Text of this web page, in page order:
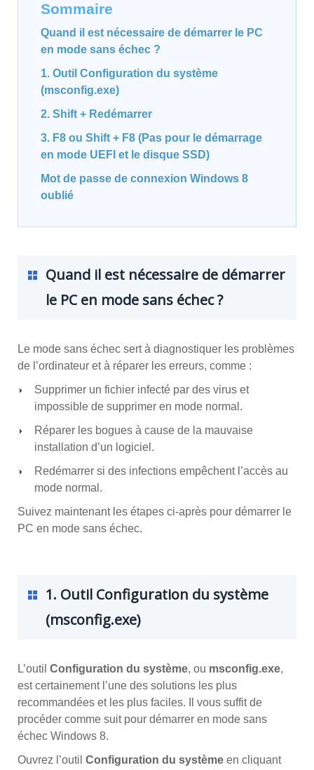
Sommaire
Quand il est nécessaire de démarrer le PC
en mode sans échec ?
1. Outil Configuration du système
(msconfig.exe)
2. Shift + Redémarrer
3. F8 ou Shift + F8 (Pas pour le démarrage
en mode UEFI et le disque SSD)
Mot de passe de connexion Windows 8
oublié
Quand il est nécessaire de démarrer
le PC en mode sans échec ?
Le mode sans échec sert à diagnostiquer les problèmes
de l’ordinateur et à réparer les erreurs, comme :
Supprimer un fichier infecté par des virus et
impossible de supprimer en mode normal.
Réparer les bogues à cause de la mauvaise
installation d’un logiciel.
Redémarrer si des infections empêchent l’accès au
mode normal.
Suivez maintenant les étapes ci-après pour démarrer le
PC en mode sans échec.
1. Outil Configuration du système
(msconfig.exe)
L’outil Configuration du système, ou msconfig.exe,
est certainement l’une des solutions les plus
recommandées et les plus faciles. Il vous suffit de
procéder comme suit pour démarrer en mode sans
échec Windows 8.
Ouvrez l’outil Configuration du système en cliquant